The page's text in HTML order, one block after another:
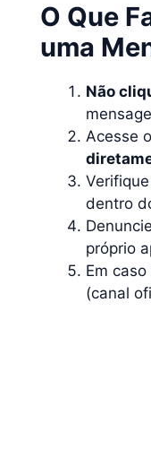
O Que
uma
Não
Acesse o
dentro
próprio
Em
(canal